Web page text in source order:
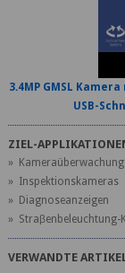
3.4MP GMSL
USB-
ZIEL-
»
» Inspektionskameras
» Diagnoseanzeigen
» Straβenbeleuchtung-
VERWANDTE